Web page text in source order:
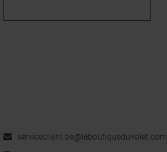
serviceclient.be@laboutiqueduvolet.com